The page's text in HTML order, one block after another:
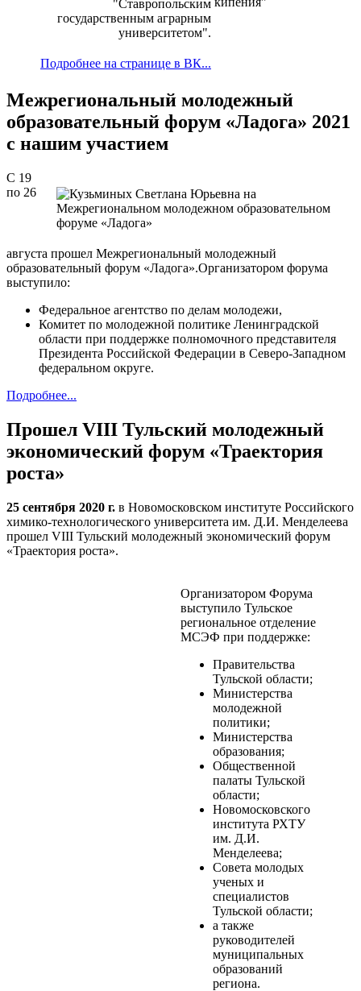
"Ставропольским
государственным аграрным
университетом".
Подробнее на странице в ВК...
Межрегиональный молодежный
образовательный форум «Ладога» 2021
с нашим участием
С 19
по 26
августа прошел Межрегиональный молодежный
образовательный форум «Ладога».Организатором форума
выступило:
Федеральное агентство по делам молодежи,
Комитет по молодежной политике Ленинградской
области при поддержке полномочного представителя
Президента Российской Федерации в Северо-Западном
федеральном округе.
Подробнее...
Прошел VIII Тульский молодежный
экономический форум «Траектория
роста»
25 сентября 2020 г. в Новомосковском институте Российского
химико-технологического университета им. Д.И. Менделеева
прошел VIII Тульский молодежный экономический форум
«Траектория роста».
Организатором Форума
выступило Тульское
региональное отделение
МСЭФ при поддержке:
Правительства
Тульской области;
Министерства
молодежной
политики;
Министерства
образования;
Общественной
палаты Тульской
области;
Новомосковского
института РХТУ
им. Д.И.
Менделеева;
Совета молодых
ученых и
специалистов
Тульской области;
а также
руководителей
муниципальных
образований
региона.